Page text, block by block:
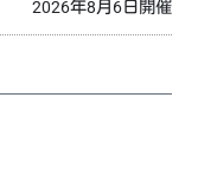
2026年8月6日開催